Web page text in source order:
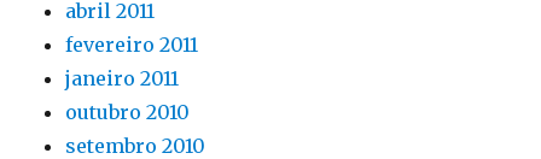
abril 2011
fevereiro 2011
janeiro 2011
outubro 2010
setembro 2010